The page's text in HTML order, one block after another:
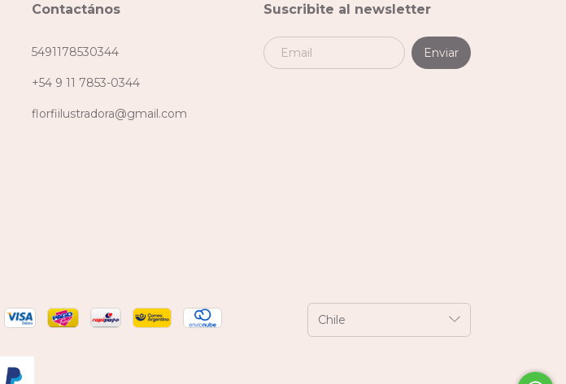
Contactános
5491178530344
+54 9 11 7853-0344
florfiilustradora@gmail.com
Suscribite al newsletter